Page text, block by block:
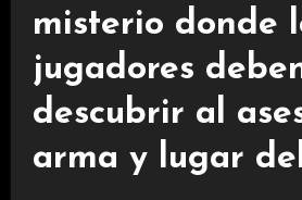
misterio donde
jugadores
descubrir al
arma y lugar